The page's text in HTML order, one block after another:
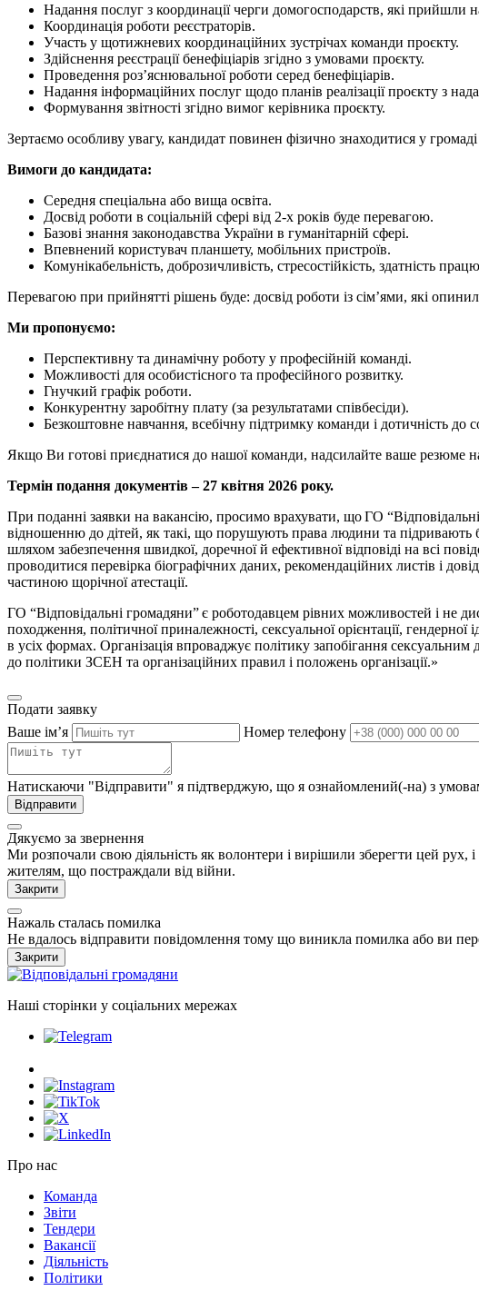
Надання послуг з координації черги домогосподарств, які прийшли
Координація роботи реєстраторів.
Участь у щотижневих координаційних зустрічах команди проєкту.
Здійснення реєстрації бенефіціарів згідно з умовами проєкту.
Проведення роз’яснювальної роботи серед бенефіціарів.
Надання інформаційних послуг щодо планів реалізації проєкту з
Формування звітності згідно вимог керівника проєкту.
Зертаємо особливу увагу, кандидат повинен фізично знаходитися у громаді
Вимоги до кандидата:
Середня спеціальна або вища освіта.
Досвід роботи в соціальній сфері від 2-х років буде перевагою.
Базові знання законодавства України в гуманітарній сфері.
Впевнений користувач планшету, мобільних пристроїв.
Комунікабельність, доброзичливість, стресостійкість, здатність
Перевагою при прийнятті рішень буде: досвід роботи із сім’ями, які
Ми пропонуємо:
Перспективну та динамічну роботу у професійній команді.
Можливості для особистісного та професійного розвитку.
Гнучкий графік роботи.
Конкурентну заробітну плату (за результатами співбесіди).
Безкоштовне навчання, всебічну підтримку команди і дотичність до
Якщо Ви готові приєднатися до нашої команди, надсилайте ваше резюме
Термін подання документів – 27 квітня 2026 року.
При поданні заявки на вакансію, просимо врахувати, що ГО
відношенню до дітей, як такі, що порушують права людини та підривають
шляхом забезпечення швидкої, доречної й ефективної відповіді на всі
проводитися перевірка біографічних даних, рекомендаційних листів і
частиною щорічної атестації.
ГО “Відповідальні громадяни” є роботодавцем рівних можливостей і не
походження, політичної приналежності, сексуальної орієнтації, гендерної
в усіх формах. Організація впроваджує політику запобігання
до політики ЗСЕН та організаційних правил і положень організації.»​
Подати заявку
Ваше імʼя
Номер телефону
Натискаючи "Відправити" я підтверджую, що я ознайомлений(-на) з
Відправити
Дякуємо за звернення
Ми розпочали свою діяльність як волонтери і вирішили зберегти цей
жителям, що постраждали від війни.
Закрити
Нажаль сталась помилка
Не вдалось відправити повідомлення тому що виникла помилка або ви
Закрити
Наші сторінки у соціальних мережах
Про нас
Команда
Звіти
Тендери
Вакансії
Діяльність
Політики